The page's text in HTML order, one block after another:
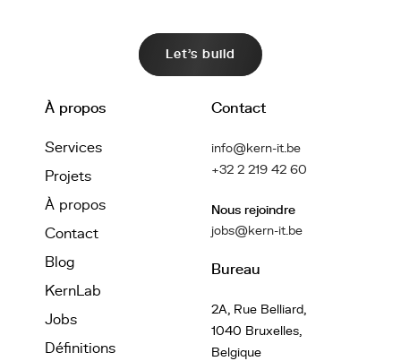
Let's build
À propos
Services
Projets
À propos
Contact
Blog
KernLab
Jobs
Définitions
Contact
info@kern-it.be
+32 2 219 42 60
Nous rejoindre
jobs@kern-it.be
Bureau
2A, Rue Belliard,
1040 Bruxelles,
Belgique